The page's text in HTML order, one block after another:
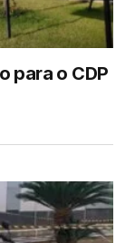
para o CDP